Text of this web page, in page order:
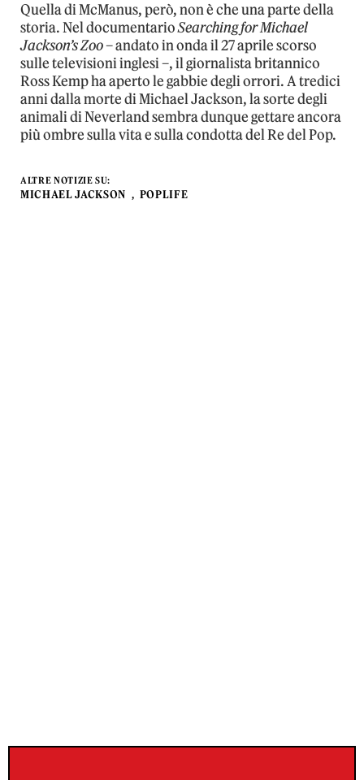
Quella di McManus, però, non è che una parte della
storia. Nel documentarioSearching for Michael
Jackson’s Zoo– andato in onda il 27 aprile scorso
sulle televisioni inglesi –, il giornalista britannico
Ross Kemp ha aperto le gabbie degli orrori. A tredici
anni dalla morte di Michael Jackson, la sorte degli
animali di Neverland sembra dunque gettare ancora
più ombre sulla vita e sulla condotta del Re del Pop.
ALTRE NOTIZIE SU:
MICHAEL JACKSON POPLIFE